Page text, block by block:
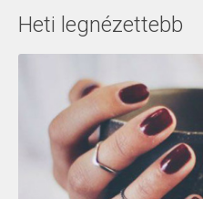
Heti legnézettebb